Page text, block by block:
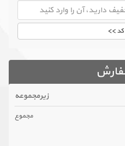
کد >>
زیرمجموعه
مجموع